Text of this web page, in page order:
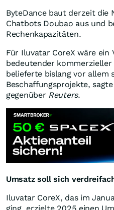
ByteDance baut derzeit die
Chatbots Doubao aus und
Rechenkapazitäten.
Für Iluvatar CoreX wäre ein
bedeutender
belieferte bislang vor allem
Beschaffungsprojekte,
gegenüber Reuters.
Umsatz soll sich
Iluvatar CoreX, das im